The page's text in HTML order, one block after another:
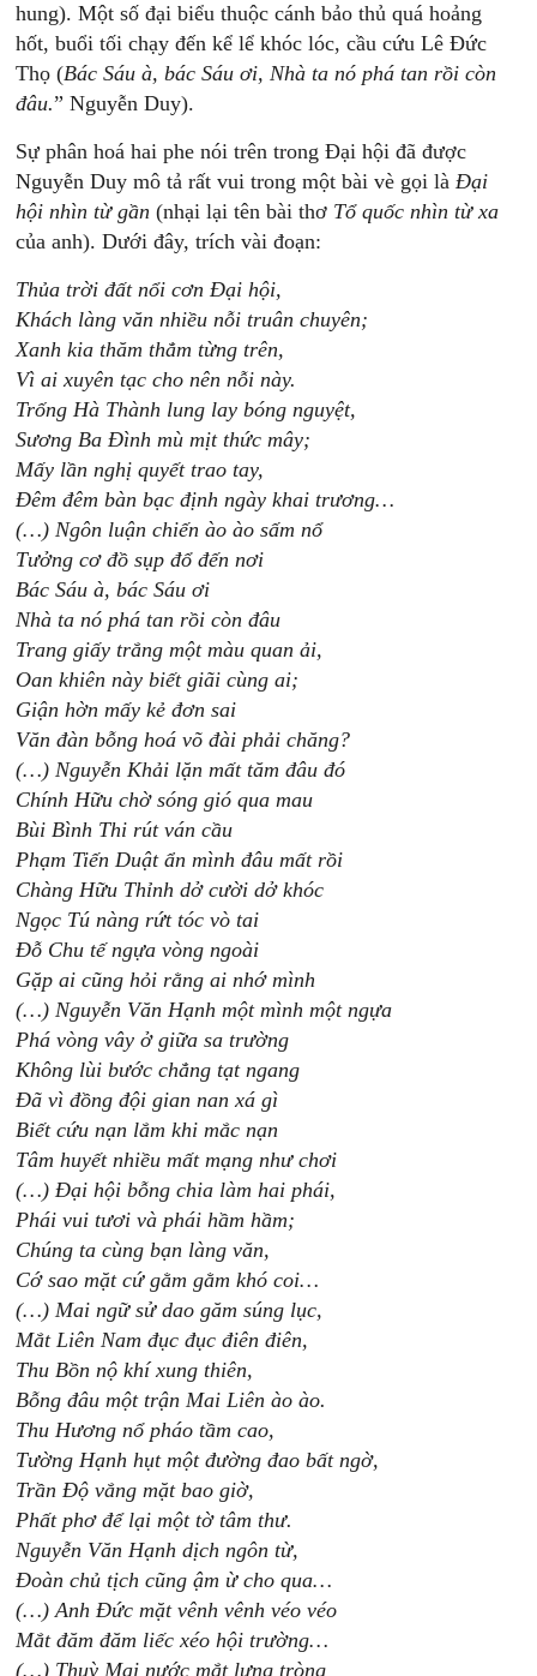
hung). Một số đại biểu thuộc cánh bảo thủ quá hoảng
hốt, buổi tối chạy đến kể lể khóc lóc, cầu cứu Lê Đức
Thọ (Bác Sáu à, bác Sáu ơi, Nhà ta nó phá tan rồi còn
đâu.” Nguyễn Duy).
Sự phân hoá hai phe nói trên trong Đại hội đã được
Nguyễn Duy mô tả rất vui trong một bài vè gọi làĐại
hội nhìn từ gần (nhại lại tên bài thơ Tổ quốc nhìn từ xa
của anh). Dưới đây, trích vài đoạn:
Thủa trời đất nổi cơn Đại hội,
Khách làng văn nhiều nỗi truân chuyên;
Xanh kia thăm thẳm từng trên,
Vì ai xuyên tạc cho nên nỗi này.
Trống Hà Thành lung lay bóng nguyệt,
Sương Ba Đình mù mịt thức mây;
Mấy lần nghị quyết trao tay,
Đêm đêm bàn bạc định ngày khai trương…
(…) Ngôn luận chiến ào ào sấm nổ
Tưởng cơ đồ sụp đổ đến nơi
Bác Sáu à, bác Sáu ơi
Nhà ta nó phá tan rồi còn đâu
Trang giấy trắng một màu quan ải,
Oan khiên này biết giãi cùng ai;
Giận hờn mấy kẻ đơn sai
Văn đàn bỗng hoá võ đài phải chăng?
(…) Nguyễn Khải lặn mất tăm đâu đó
Chính Hữu chờ sóng gió qua mau
Bùi Bình Thi rút ván cầu
Phạm Tiến Duật ẩn mình đâu mất rồi
Chàng Hữu Thỉnh dở cười dở khóc
Ngọc Tú nàng rứt tóc vò tai
Đỗ Chu tế ngựa vòng ngoài
Gặp ai cũng hỏi rằng ai nhớ mình
(…) Nguyễn Văn Hạnh một mình một ngựa
Phá vòng vây ở giữa sa trường
Không lùi bước chẳng tạt ngang
Đã vì đồng đội gian nan xá gì
Biết cứu nạn lắm khi mắc nạn
Tâm huyết nhiều mất mạng như chơi
(…) Đại hội bỗng chia làm hai phái,
Phái vui tươi và phái hầm hầm;
Chúng ta cùng bạn làng văn,
Cớ sao mặt cứ gằm gằm khó coi…
(…) Mai ngữ sử dao găm súng lục,
Mắt Liên Nam đục đục điên điên,
Thu Bồn nộ khí xung thiên,
Bỗng đâu một trận Mai Liên ào ào.
Thu Hương nổ pháo tầm cao,
Tường Hạnh hụt một đường đao bất ngờ,
Trần Độ vắng mặt bao giờ,
Phất phơ để lại một tờ tâm thư.
Nguyễn Văn Hạnh dịch ngôn từ,
Đoàn chủ tịch cũng ậm ừ cho qua…
(…) Anh Đức mặt vênh vênh véo véo
Mắt đăm đăm liếc xéo hội trường…
(…) Thuỳ Mai nước mắt lưng tròng